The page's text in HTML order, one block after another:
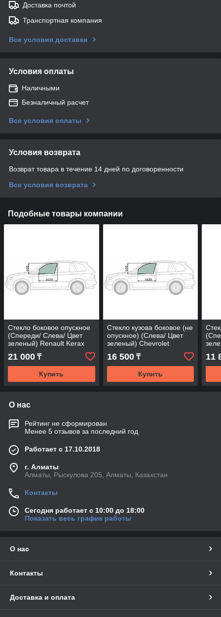
Доставка почтой
Транспортная компания
Все условия доставки
Условия оплаты
Наличными
Безналичный расчет
Все условия оплаты
Условия возврата
Возврат товара в течение 14 дней по договоренности
Все условия возврата
Подобные товары компании
Стекло боковое опускное
(Спереди/ Слева/ Цвет
зеленый) Renault Kerax
21 000 ₸
Купить
Стекло кузова боковое (не
опускное) (Слева/ Цвет
зеленый) Chevrolet
Venture 96-00 / Opel Sintra
96-9
16 500₸
Купить
11
О нас
Рейтинг не сформирован
Менее 5 отзывов за последний год
Работает с 17.10.2018
г. Алматы
Алматы, Рыскулова 205, Алматы, Казахстан
Контакты
Сегодня работает с 10:00 до 18:00
Показать весь график работы
О нас
Контакты
Доставка и оплата